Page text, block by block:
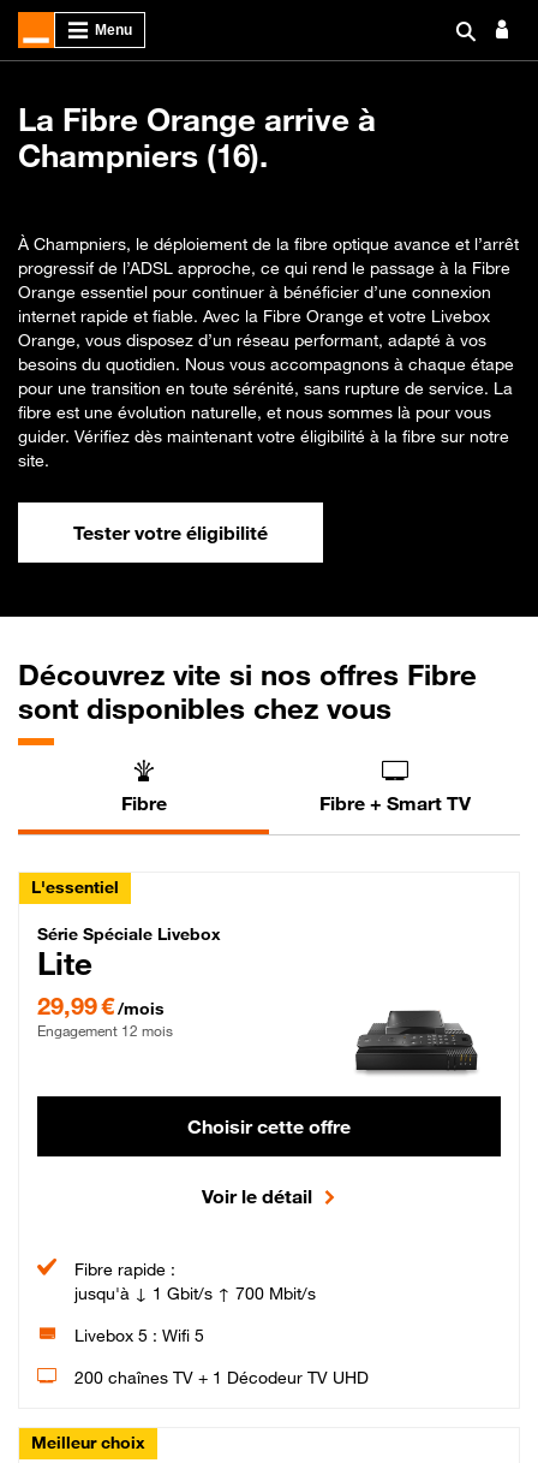
La Fibre Orange arrive à
Champniers (16).
À Champniers, le déploiement de la fibre optique avance et l’arrêt
progressif de l’ADSL approche, ce qui rend le passage à la Fibre
Orange essentiel pour continuer à bénéficier d’une connexion
internet rapide et fiable. Avec la Fibre Orange et votre Livebox
Orange, vous disposez d’un réseau performant, adapté à vos
besoins du quotidien. Nous vous accompagnons à chaque étape
pour une transition en toute sérénité, sans rupture de service. La
fibre est une évolution naturelle, et nous sommes là pour vous
guider. Vérifiez dès maintenant votre éligibilité à la fibre sur notre
site.
Tester votre éligibilité
Découvrez vite si nos offres Fibre
sont disponibles chez vous
Fibre Fibre + Smart TV
L'essentiel
Série Spéciale Livebox Lite Fibre
Série Spéciale Livebox
Lite
29,99 €/mois
Engagement 12 mois
Choisir cette offre
Voir le détail
Fibre rapide :
jusqu'à ↓ 1 Gbit/s ↑ 700 Mbit/s
Livebox 5 : Wifi 5
200 chaînes TV + 1 Décodeur TV UHD
Meilleur choix